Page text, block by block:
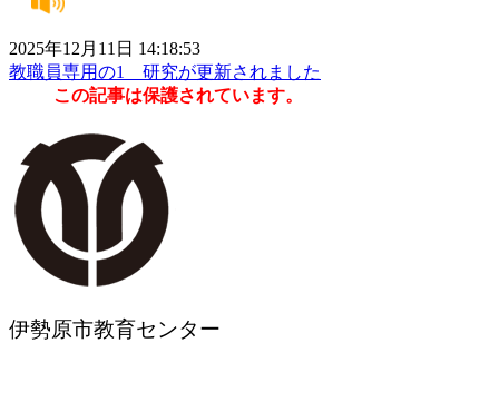
2025年12月11日 14:18:53
教職員専用の1 研究が更新されました
この記事は保護されています。
伊勢原市教育センター